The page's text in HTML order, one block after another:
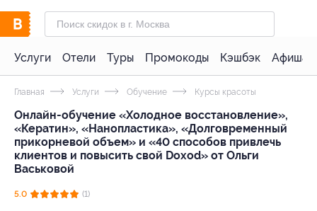
Услуги Отели Туры Промокоды Кэшбэк Афиша
Главная Услуги Обучение Курсы красоты
Онлайн-обучение «Холодное восстановление»,
«Кератин», «Нанопластика», «Долговременный
прикорневой объем» и «40 способов привлечь
клиентов и повысить свой Doxod» от Ольги
Васьковой
5.0 (1)